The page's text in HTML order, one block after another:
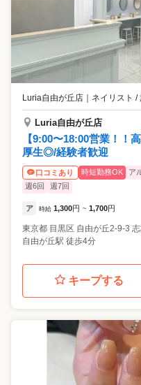
Luria自由が丘店 ｜ ネイリスト /
Luria自由が丘店
【9:00〜18:00営業！！
厚生◎/経験者歓迎
口コミあり 時短勤務OK ア
週6回
週7回
ア 時給 1,300円 ~ 1,700円
東京都 目黒区 自由が丘2-9-3
自由が丘駅 徒歩4分
キープする